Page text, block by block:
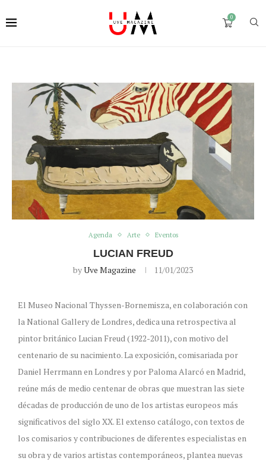
0
Agenda Arte Eventos
LUCIAN FREUD
byUve Magazine 11/01/2023
El Museo Nacional Thyssen-Bornemisza, en colaboración con
la National Gallery de Londres, dedica una retrospectiva al
pintor británico Lucian Freud (1922-2011), con motivo del
centenario de su nacimiento. La exposición, comisariada por
Daniel Herrmann en Londres y por Paloma Alarcó en Madrid,
reúne más de medio centenar de obras que muestran las siete
décadas de producción de uno de los artistas europeos más
significativos del siglo XX. El extenso catálogo, con textos de
los comisarios y contribuciones de diferentes especialistas en
su obra y de varios artistas contemporáneos, plantea nuevas